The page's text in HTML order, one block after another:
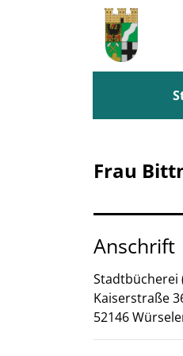
Zum Hauptinhalt springen
Frau
Anschrift
Stadtbücherei
Kaiserstraße
52146